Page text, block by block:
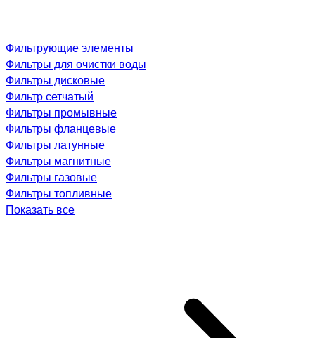
Фильтрующие элементы
Фильтры для очистки воды
Фильтры дисковые
Фильтр сетчатый
Фильтры промывные
Фильтры фланцевые
Фильтры латунные
Фильтры магнитные
Фильтры газовые
Фильтры топливные
Показать все